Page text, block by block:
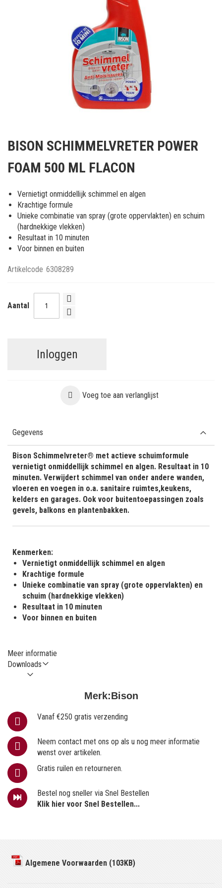
het
van
afbeeldingen-
gallerij
BISON SCHIMMELVRETER POWER
FOAM 500 ML FLACON
Vernietigt onmiddellijk schimmel en algen
Krachtige formule
Unieke combinatie van spray (grote oppervlakten) en schuim
(hardnekkige vlekken)
Resultaat in 10 minuten
Voor binnen en buiten
Artikelcode 6308289
Aantal
Inloggen
Voeg toe aan verlanglijst
Merk:Bison
Vanaf €250 gratis verzending
Neem contact met ons op als u nog meer informatie
wenst over artikelen.
Gratis ruilen en retourneren.
Bestel nog sneller via Snel Bestellen
Klik hier voor Snel Bestellen...
Gegevens
Bison Schimmelvreter® met actieve schuimformule
vernietigt onmiddellijk schimmel en algen. Resultaat in 10
minuten. Verwijdert schimmel van onder andere wanden,
vloeren en voegen in o.a. sanitaire ruimtes,keukens,
kelders en garages. Ook voor buitentoepassingen zoals
gevels, balkons en plantenbakken.
Kenmerken:
Vernietigt onmiddellijk schimmel en algen
Krachtige formule
Unieke combinatie van spray (grote oppervlakten) en
schuim (hardnekkige vlekken)
Resultaat in 10 minuten
Voor binnen en buiten
Meer informatie
Downloads
Algemene Voorwaarden (103KB)